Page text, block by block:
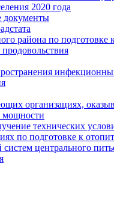
2020 года
документы
района по подготовке
продовольствия
организациях,
мощности
технических
по подготовке к
центрального